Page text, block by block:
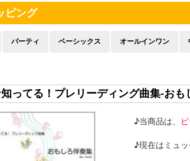
ピング
パーティ ベーシックス オールインワン
ってる！プレリーディング曲集-おも
♪当商品は、
♪現在はミュ